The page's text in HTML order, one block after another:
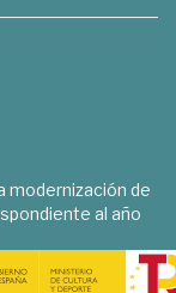
modernización de
al año